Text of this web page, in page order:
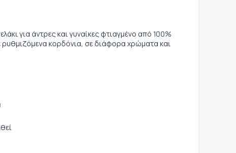
για άντρες και γυναίκες φτιαγμένο από 100%
ρυθμιζόμενα κορδόνια, σε διάφορα χρώματα και